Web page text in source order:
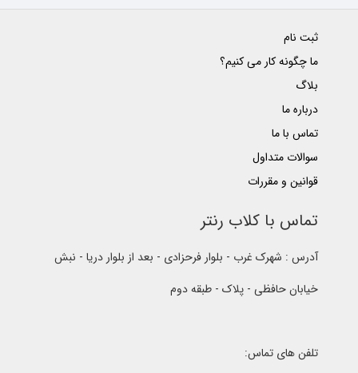
ثبت نام
ما چگونه کار می کنیم؟
بلاگ
درباره ما
تماس با ما
سوالات متداول
قوانین و مقررات
تماس با کلاب رنتر
آدرس : شهرک غرب - بلوار فرحزادی - بعد از بلوار دریا - نبش
خیابان حافظی - پلاک - طبقه دوم
تلفن های تماس: